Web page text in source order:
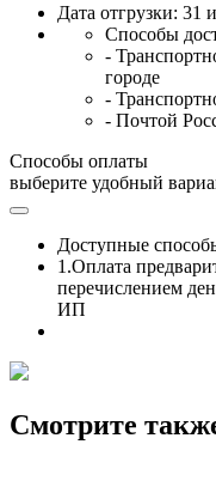
Дата отгрузки: 31
Способы
-
городе
-
- Почтой
Способы оплаты
выберите удобный
Доступные
1.Оплата
перечислением
ИП
Смотрите